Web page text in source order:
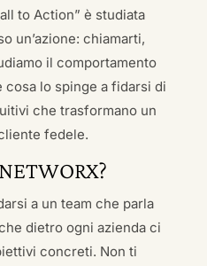
to Action” è studiata
un’azione: chiamarti,
il comportamento
lo spinge a fidarsi di
che trasformano un
fedele.
a un team che parla
dietro ogni azienda ci
concreti. Non ti